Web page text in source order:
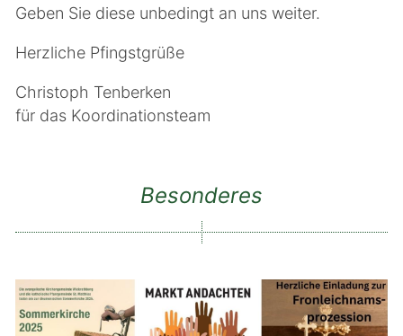
Geben Sie diese unbedingt an uns weiter.
Herzliche Pfingstgrüße
Christoph Tenberken
für das Koordinationsteam
Besonderes